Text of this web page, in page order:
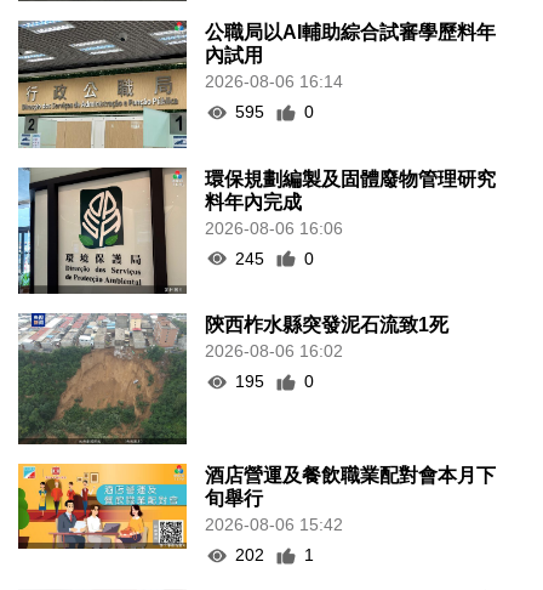
公職局以AI輔助綜合試審學歷料年
內試用
2026-08-06 16:14
595
0
環保規劃編製及固體廢物管理研究
料年內完成
2026-08-06 16:06
245
0
陝西柞水縣突發泥石流致1死
2026-08-06 16:02
195
0
酒店營運及餐飲職業配對會本月下
旬舉行
2026-08-06 15:42
202
1